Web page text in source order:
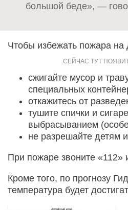
большой беде», —
Чтобы избежать пожара на
сжигайте мусор и
специальных
откажитесь от
тушите спички и
выбрасыванием
не разрешайте детям
При пожаре звоните «112»
Кроме того, по прогнозу
температура будет